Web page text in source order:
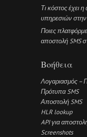
Τι κόστος έχει
υπηρεσιών
Ποιες
αποστολή SMS
Βοήθεια
Λογαριασμός –
Πρότυπα SMS
Αποστολή SMS
HLR lookup
API για
Screenshots